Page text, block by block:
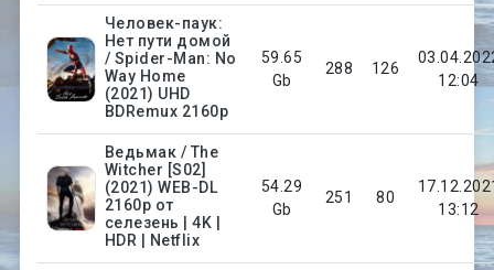
Человек-паук:
Нет пути домой
/ Spider-Man: No
Way Home
(2021) UHD
BDRemux 2160p
59.65
Gb
288 126
12:04
Ведьмак / The
Witcher [S02]
(2021) WEB-DL
2160p от
селезень | 4K |
HDR | Netflix
54.29
Gb
251 80
13:12